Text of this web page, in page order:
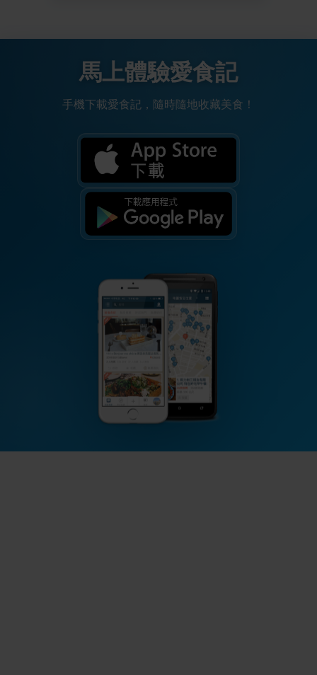
馬上體驗愛食記
手機下載愛食記，隨時隨地收藏美食！